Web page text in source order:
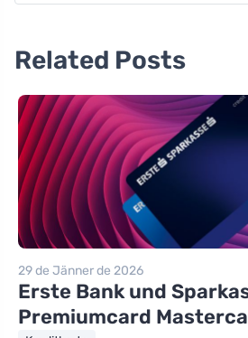
Related Posts
29 de Jänner de 2026
Erste Bank und
Premiumcard